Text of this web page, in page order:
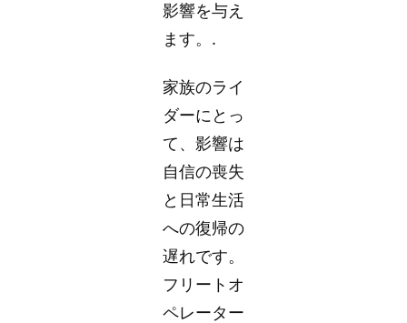
影響を与え
ます。.
家族のライ
ダーにとっ
て、影響は
自信の喪失
と日常生活
への復帰の
遅れです。
フリートオ
ペレーター